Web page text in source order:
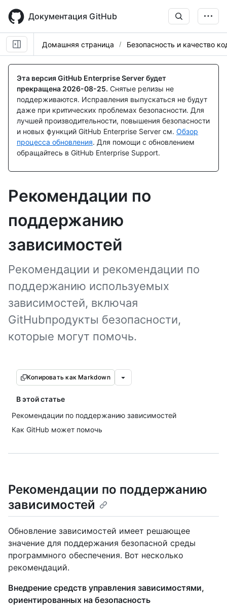
main
content
Документация GitHub
Домашняя страница Безопасность и качество
Эта версия GitHub Enterprise Server будет
прекращена 2026-08-25. Снятые релизы не
поддерживаются. Исправления выпускаться не будут
даже при критических проблемах безопасности. Для
лучшей производительности, повышения безопасности
и новых функций GitHub Enterprise Server см. Обзор
процесса обновления. Для помощи с обновлением
обращайтесь в GitHub Enterprise Support.
Рекомендации по
поддержанию
зависимостей
Рекомендации и рекомендации по
поддержанию используемых
зависимостей, включая
GitHubпродукты безопасности,
которые могут помочь.
Копировать как Markdown
В этой статье
Рекомендации по поддержанию зависимостей
Как GitHub может помочь
Рекомендации по поддержанию
зависимостей
Обновление зависимостей имеет решающее
значение для поддержания безопасной среды
программного обеспечения. Вот несколько
рекомендаций.
Внедрение средств управления зависимостями,
ориентированных на безопасность